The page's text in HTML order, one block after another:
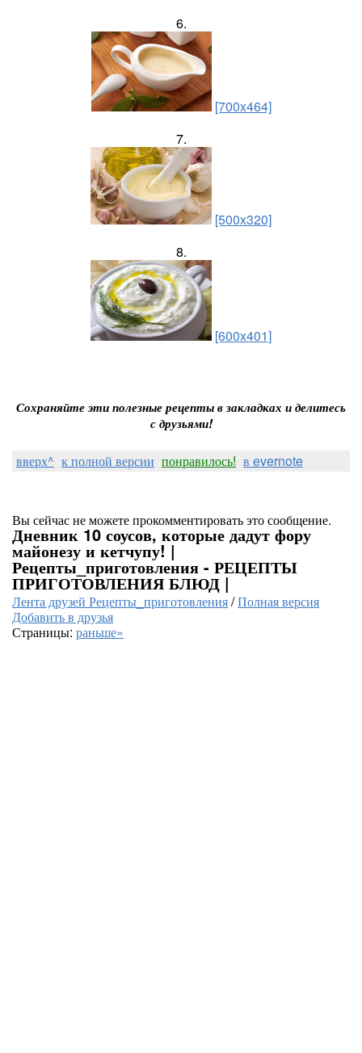
6.
[700x464]
7.
[500x320]
8.
[600x401]
Сохраняйте эти полезные рецепты в закладках и делитесь
с друзьями!
вверх^ к полной версии понравилось! в evernote
Вы сейчас не можете прокомментировать это сообщение.
Дневник 10 соусов, которые дадут фору
майонезу и кетчупу! |
Рецепты_приготовления - РЕЦЕПТЫ
ПРИГОТОВЛЕНИЯ БЛЮД |
Лента друзей Рецепты_приготовления/Полная версия
Добавить в друзья
Страницы: раньше»